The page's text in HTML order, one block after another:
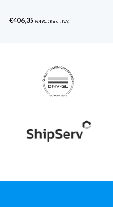
€406,35 (€491,68incl. IVA)